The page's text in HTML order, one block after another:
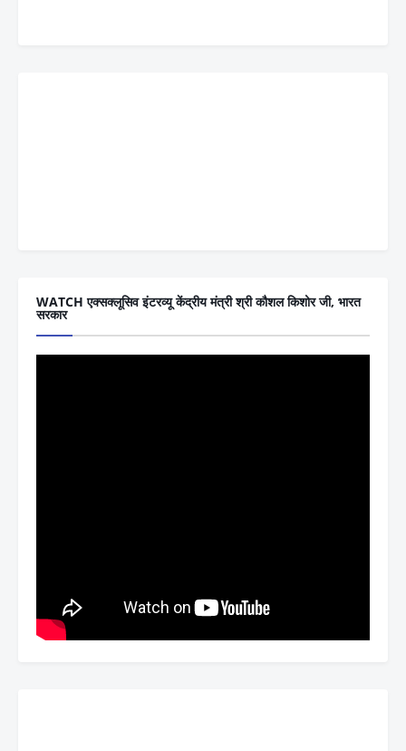
WATCH एक्सक्लूसिव इंटरव्यू केंद्रीय मंत्री श्री कौशल किशोर जी, भारत
सरकार